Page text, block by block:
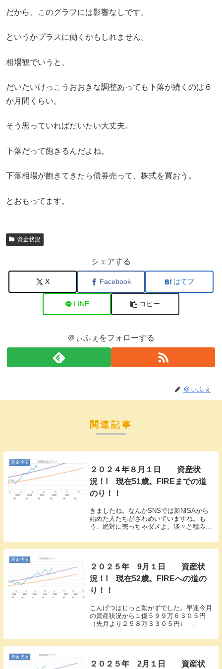
だから、このグラフには影響なしです。
というかプラスに働くかもしれません。
相場観でいうと、
だいたいけっこうおおきな調整あっても下落が続くのは６
か月間くらい。
そう思っていればだいたい大丈夫。
下落だって飽きるんだよね。
下落相場が飽きてきたら債券売って、株式を買おう。
とおもってます。
資金状況
シェアする
X Facebook はてブ
LINE コピー
＠ぃふぇをフォローする
＠ぃふぇ
関連記事
資金状況
２０２４年８月１日 資産状
況！! 現在51歳。FIREまでの道
のり！！
きましたね。なんかSNSでは新NISAから
始めた人たちがざわめいていますね。も
う、絶対に売っちゃダメよ。淡々と積み立
月はやられました。では、行きます。今月
の資産状況です。８９０４万７７６２円
資金状況
２０２５年 9月１日 資産状
況！! 現在52歳。FIREへの道の
り！！
こんげつはじっと動かずでした。早速今月
の資産状況から１億５９９万６３０５円
（先月より２５８万３３０５円↓
月は10日程度のクルーズ船予約しました。
たまにはおかね使いますね。今月はそれで
資金状況
２０２５年 2月１日 資産状